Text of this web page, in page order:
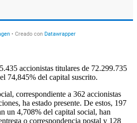
accionistas titulares de 72.299.735
74,845% del capital suscrito.
correspondiente a 362 accionistas
ha estado presente. De estos, 197
un 4,708% del capital social, han
o correspondencia postal y 128